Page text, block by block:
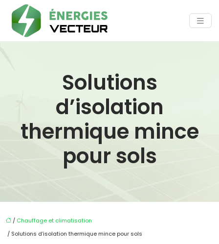
Solutions
d’isolation
thermique mince
pour sols
/ Chauffage et climatisation
/ Solutions d’isolation thermique mince pour sols